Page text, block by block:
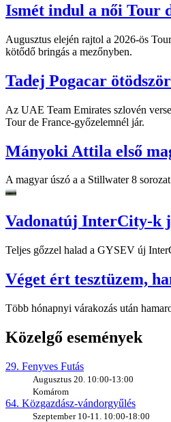
Ismét indul a női Tour
Augusztus elején rajtol a 2026-ös
kötődő bringás a mezőnyben.
Tadej Pogacar
Az UAE Team Emirates szlovén
Tour de France-győzelemnél jár.
Mányoki Attila első
A magyar úszó a a Stillwater 8
Vadonatúj InterCity-k
Teljes gőzzel halad a GYSEV új
Véget ért tesztüzem,
Több hónapnyi várakozás után
Közelgő események
29. Fenyves Futás
Augusztus 20. 10:00-13:00
Komárom
64. Közgazdász-vándorgyűlés
Szeptember 10-11. 10:00-18:00